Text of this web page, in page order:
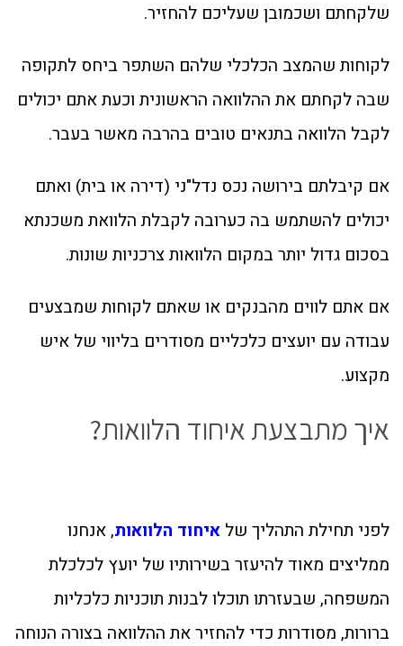
שלקחתם ושכמובן שעליכם להחזיר.
לקוחות שהמצב הכלכלי שלהם השתפר ביחס לתקופה
שבה לקחתם את ההלוואה הראשונית וכעת אתם יכולים
לקבל הלוואה בתנאים טובים בהרבה מאשר בעבר.
אם קיבלתם בירושה נכס נדל"ני (דירה או בית) ואתם
יכולים להשתמש בה כערובה לקבלת הלוואת משכנתא
בסכום גדול יותר במקום הלוואות צרכניות שונות.
אם אתם לווים מהבנקים או שאתם לקוחות שמבצעים
עבודה עם יועצים כלכליים מסודרים בליווי של איש
מקצוע.
איך מתבצעת איחוד הלוואות?
לפני תחילת התהליך של איחוד הלוואות, אנחנו
ממליצים מאוד להיעזר בשירותיו של יועץ לכלכלת
המשפחה, שבעזרתו תוכלו לבנות תוכניות כלכליות
ברורות, מסודרות כדי להחזיר את ההלוואה בצורה הנוחה